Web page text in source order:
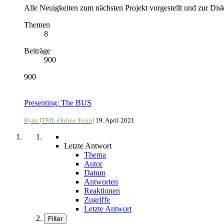
Alle Neuigkeiten zum nächsten Projekt vorgestellt und zur
Themen
8
Beiträge
900
900
Presenting: The BUS
Ryan [TML-Online Team] 19. April 2021
Letzte Antwort
Thema
Autor
Datum
Antworten
Reaktionen
Zugriffe
Letzte Antwort
Filter